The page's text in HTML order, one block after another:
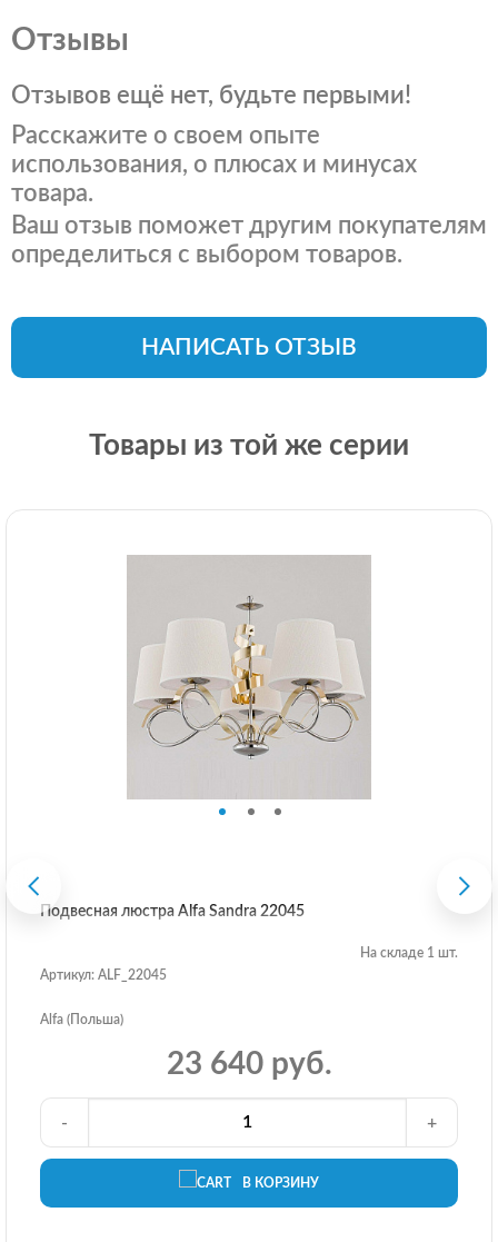
Отзывы
Отзывов ещё нет, будьте первыми!
Расскажите о своем опыте
использования, о плюсах и минусах
товара.
Ваш отзыв поможет другим покупателям
определиться с выбором товаров.
НАПИСАТЬ ОТЗЫВ
Товары из той же серии
Подвесная люстра Alfa Sandra 22045
На складе 1 шт.
Артикул: ALF_22045
Alfa (Польша)
23 640 руб.
В КОРЗИНУ
- +